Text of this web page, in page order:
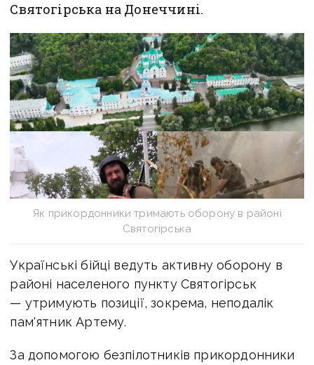
Святогірська на Донеччині.
Як прикордонники тримають оборону в районі
Святогірська
Українські бійці ведуть активну оборону в
районі населеного пункту Святогірськ
— утримують позиції, зокрема, неподалік
пам'ятник Артему.
За допомогою безпілотників прикордонники